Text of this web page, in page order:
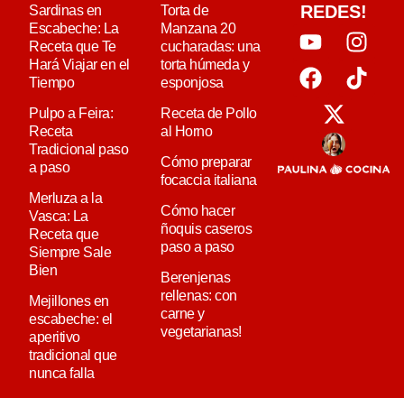
Sardinas en
Escabeche: La
Receta que Te
Hará Viajar en el
Tiempo
Pulpo a Feira:
Receta
Tradicional paso
a paso
Merluza a la
Vasca: La
Receta que
Siempre Sale
Bien
Mejillones en
escabeche: el
aperitivo
tradicional que
nunca falla
Torta de
Manzana 20
cucharadas: una
torta húmeda y
esponjosa
Receta de Pollo
al Horno
Cómo preparar
focaccia italiana
Cómo hacer
ñoquis caseros
paso a paso
Berenjenas
rellenas: con
carne y
vegetarianas!
REDES!